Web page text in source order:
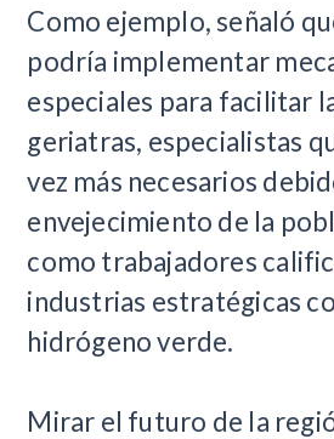
Como ejemplo, señaló
podría implementar
especiales para facilitar
geriatras, especialistas
vez más necesarios
envejecimiento de la
como trabajadores
industrias estratégicas
hidrógeno verde.
Mirar el futuro de la